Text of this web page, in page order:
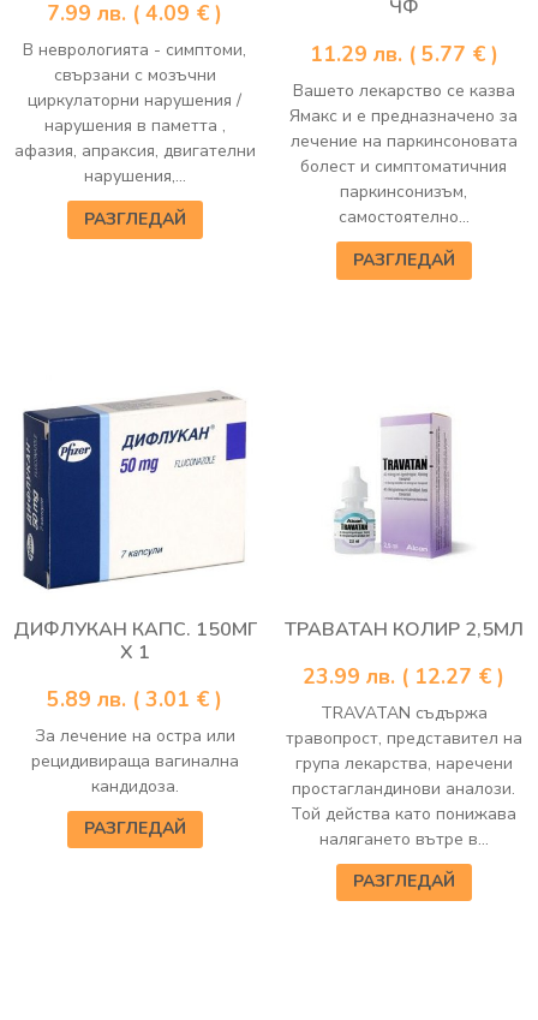
7.99 лв. ( 4.09 € )
В неврологията - симптоми,
свързани с мозъчни
циркулаторни нарушения /
нарушения в паметта ,
афазия, апраксия, двигателни
нарушения,...
РАЗГЛЕДАЙ
ЧФ
11.29 лв. ( 5.77 € )
Вашето лекарство се казва
Ямакс и е предназначено за
лечение на паркинсоновата
болест и симптоматичния
паркинсонизъм,
самостоятелно...
РАЗГЛЕДАЙ
ДИФЛУКАН КАПС. 150МГ
Х 1
5.89 лв. ( 3.01 € )
За лечение на остра или
рецидивираща вагинална
кандидоза.
РАЗГЛЕДАЙ
ТРАВАТАН КОЛИР 2,5МЛ
23.99 лв. ( 12.27 € )
TRAVATAN съдържа
травопрост, представител на
група лекарства, наречени
простагландинови аналози.
Той действа като понижава
налягането вътре в...
РАЗГЛЕДАЙ